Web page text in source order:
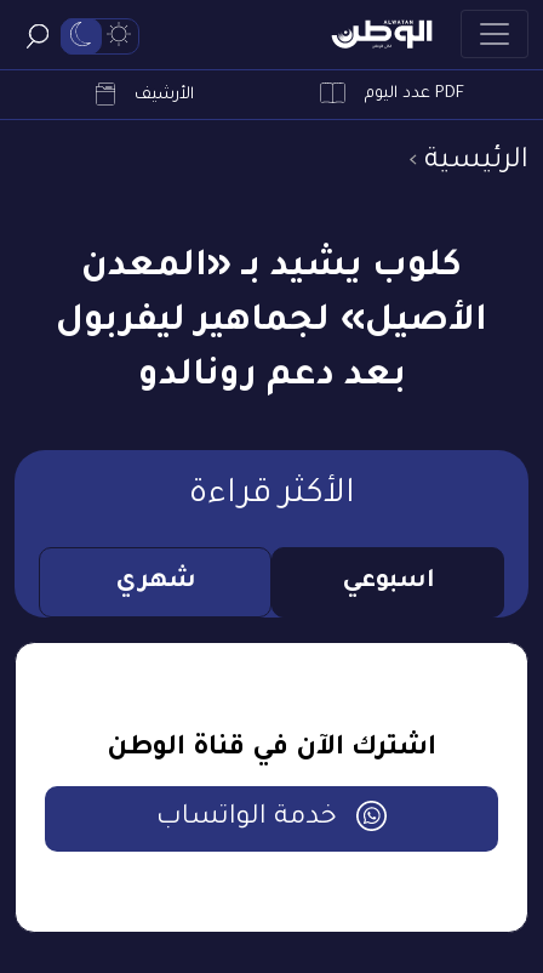
PDF عدد اليوم الأرشيف
الرئيسية
كلوب يشيد بـ «المعدن
الأصيل» لجماهير ليفربول
بعد دعم رونالدو
الأكثر قراءة
اسبوعي شهري
اشترك الآن في قناة الوطن
خدمة الواتساب